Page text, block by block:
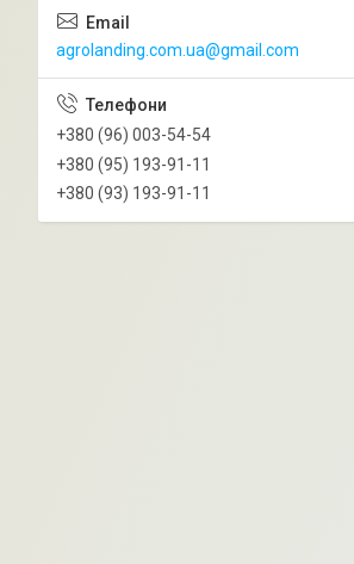
agrolanding.com.ua@gmail.com
+380 (96) 003-54-54
+380 (95) 193-91-11
+380 (93) 193-91-11